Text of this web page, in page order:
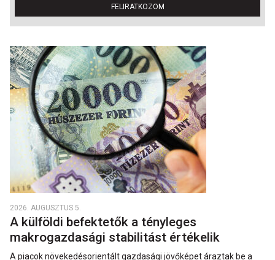
FELIRATKOZOM
2026. AUGUSZTUS 5.
A külföldi befektetők a tényleges
makrogazdasági stabilitást értékelik
A piacok növekedésorientált gazdasági jövőképet áraztak be a